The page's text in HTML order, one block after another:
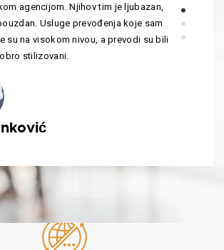
agencijom. Njihov tim je ljubazan,
Usluge prevođenja koje sam
su na visokom nivou, a prevodi su bili
stilizovani.